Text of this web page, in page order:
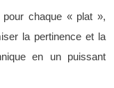
chaque « plat »,
la pertinence et la
en un puissant